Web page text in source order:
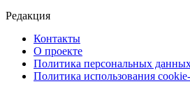
Редакция
Контакты
О проекте
Политика персональных
Политика использования